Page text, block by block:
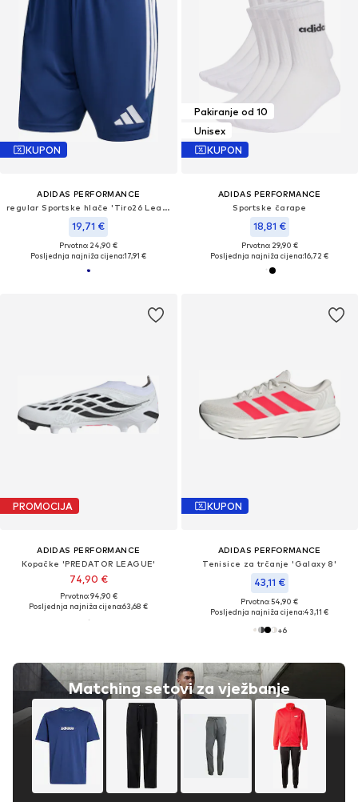
KUPON
ADIDAS PERFORMANCE
regular Sportske hlače 'Tiro26 League'
19,71 €
Prvotno: 24,90 €
Posljednja najniža cijena:17,91 €
Pakiranje od 10
Unisex
KUPON
ADIDAS PERFORMANCE
Sportske čarape
18,81 €
Prvotno: 29,90 €
Posljednja najniža cijena:16,72 €
PROMOCIJA
ADIDAS PERFORMANCE
Kopačke 'PREDATOR LEAGUE'
74,90 €
Prvotno: 94,90 €
Posljednja najniža cijena:63,68 €
Matching setovi za vježbanje
KUPON
ADIDAS PERFORMANCE
Tenisice za trčanje 'Galaxy 8'
43,11 €
Prvotno: 54,90 €
Posljednja najniža cijena:43,11 €
+6